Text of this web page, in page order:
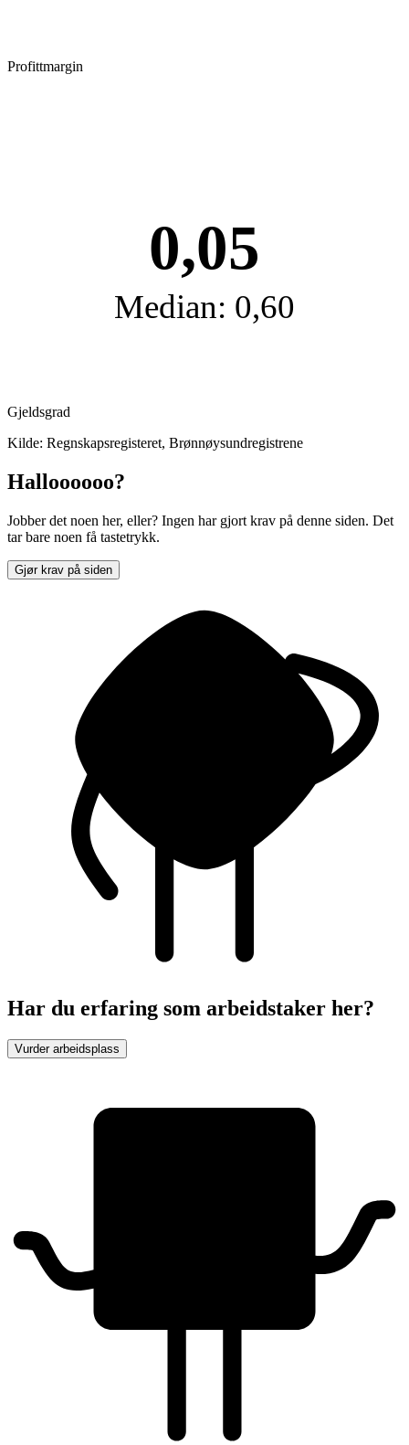
Profittmargin
0,05
Median: 0,60
Gjeldsgrad
Kilde: Regnskapsregisteret, Brønnøysundregistrene
Halloooooo?
Jobber det noen her, eller? Ingen har gjort krav på denne siden. Det
tar bare noen få tastetrykk.
Gjør krav på siden
Har du erfaring som arbeidstaker her?
Vurder arbeidsplass